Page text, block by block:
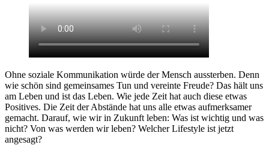
Ohne soziale Kommunikation würde der Mensch aussterben. Denn
wie schön sind gemeinsames Tun und vereinte Freude? Das hält uns
am Leben und ist das Leben. Wie jede Zeit hat auch diese etwas
Positives. Die Zeit der Abstände hat uns alle etwas aufmerksamer
gemacht. Darauf, wie wir in Zukunft leben: Was ist wichtig und was
nicht? Von was werden wir leben? Welcher Lifestyle ist jetzt
angesagt?